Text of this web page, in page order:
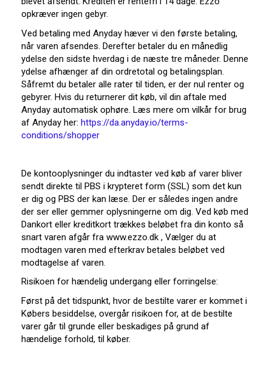
opkræver ingen gebyr.
Ved betaling med Anyday hæver vi den første betaling,
når varen afsendes. Derefter betaler du en månedlig
ydelse den sidste hverdag i de næste tre måneder. Denne
ydelse afhænger af din ordretotal og betalingsplan.
Såfremt du betaler alle rater til tiden, er der nul renter og
gebyrer. Hvis du returnerer dit køb, vil din aftale med
Anyday automatisk ophøre. Læs mere om vilkår for brug
af Anyday her: https://da.anyday.io/terms-
conditions/shopper
De kontooplysninger du indtaster ved køb af varer bliver
sendt direkte til PBS i krypteret form (SSL) som det kun
er dig og PBS der kan læse. Der er således ingen andre
der ser eller gemmer oplysningerne om dig. Ved køb med
Dankort eller kreditkort trækkes beløbet fra din konto så
snart varen afgår fra www.ezzo.dk , Vælger du at
modtagen varen med efterkrav betales beløbet ved
modtagelse af varen.
Risikoen for hændelig undergang eller forringelse:
Først på det tidspunkt, hvor de bestilte varer er kommet i
Købers besiddelse, overgår risikoen for, at de bestilte
varer går til grunde eller beskadiges på grund af
hændelige forhold, til køber.